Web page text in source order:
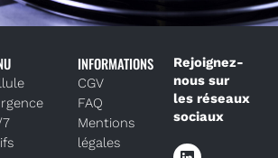
INFORMATIONS
CGV
FAQ
Mentions
légales
Rejoignez-
nous sur
les réseaux
sociaux